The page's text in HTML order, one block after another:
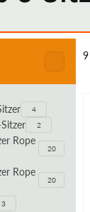
4
2
Rope
20
Rope
20
3